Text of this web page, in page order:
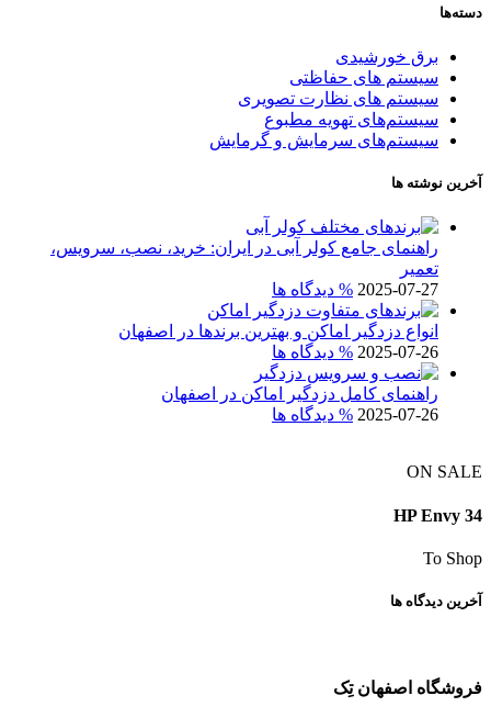
دسته‌ها
برق خورشیدی
سیستم های حفاظتی
سیستم های نظارت تصویری
سیستم‌های تهویه مطبوع
سیستم‌های سرمایش و گرمایش
آخرین نوشته ها
راهنمای جامع کولر آبی در ایران: خرید، نصب، سرویس،
تعمیر
2025-07-27 % دیدگاه ها
انواع دزدگیر اماکن و بهترین برندها در اصفهان
2025-07-26 % دیدگاه ها
راهنمای کامل دزدگیر اماکن در اصفهان
2025-07-26 % دیدگاه ها
ON SALE
HP Envy 34
To Shop
آخرین دیدگاه ها
فروشگاه اصفهان تِک